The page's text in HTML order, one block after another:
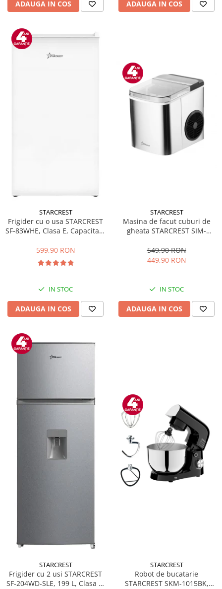
ADAUGA IN COS ADAUGA IN COS
STARCREST
Frigider cu o usa STARCREST
SF-83WHE, Clasa E, Capacitate
Compartiment gheata, H 85
cm, Alb
599,90 RON
IN STOC
ADAUGA IN COS
STARCREST
Masina de facut cuburi de
gheata STARCREST SIM-
Doua dimensiuni pentru
cuburi, Rezervor apa 1.3 l,
549,90 RON
449,90 RON
IN STOC
ADAUGA IN COS
STARCREST
Frigider cu 2 usi STARCREST
SF-204WD-SLE, 199 L, Clasa E,
STARCREST
Robot de bucatarie
STARCREST SKM-1015BK,